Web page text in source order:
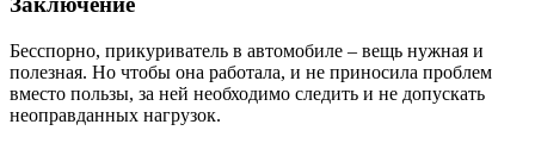
Бесспорно, прикуриватель в автомобиле – вещь нужная и
полезная. Но чтобы она работала, и не приносила проблем
вместо пользы, за ней необходимо следить и не допускать
неоправданных нагрузок.